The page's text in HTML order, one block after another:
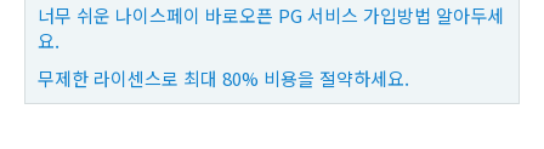
너무 쉬운 나이스페이 바로오픈 PG 서비스 가입방법 알아두세
요.
무제한 라이센스로 최대 80% 비용을 절약하세요.